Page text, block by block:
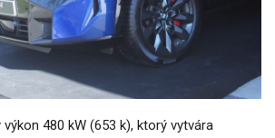
480 kW (653 k), ktorý vytvára